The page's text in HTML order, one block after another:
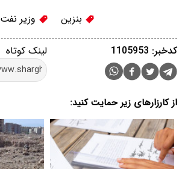
بنزین وزیر نفت
لینک کوتاه کدخبر: 1105953
از کارزارهای زیر حمایت کنید: